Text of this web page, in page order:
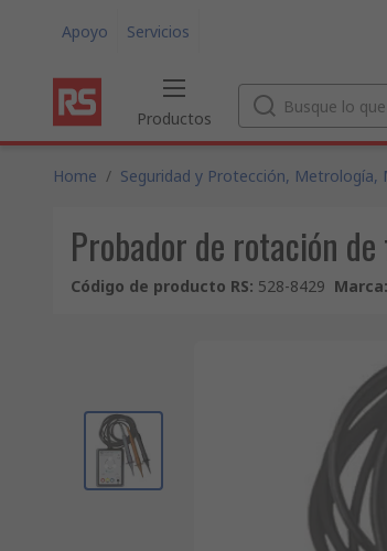
Apoyo Servicios
Productos
Home / Seguridad y Protección,
Probador de rotación
Código de producto RS: 528-8429 Marca: